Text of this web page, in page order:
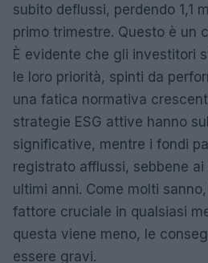
subito deflussi, perdendo 1,1
primo trimestre. Questo è un
È evidente che gli investitori
le loro priorità, spinti da
una fatica normativa
strategie ESG attive hanno
significative, mentre i fondi
registrato afflussi, sebbene
ultimi anni. Come molti
fattore cruciale in qualsiasi
questa viene meno, le
essere gravi.